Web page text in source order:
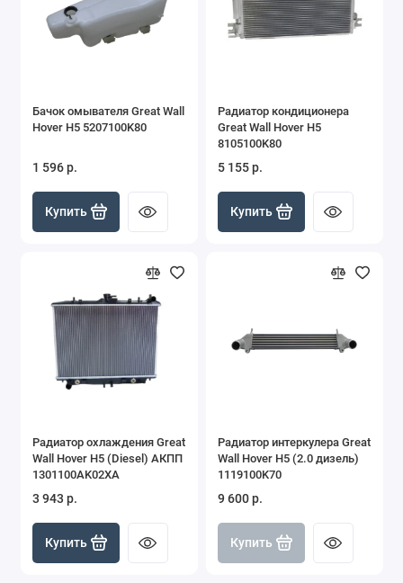
Бачок омывателя Great Wall
Hover H5 5207100K80
1 596 р.
Купить
Радиатор кондиционера
Great Wall Hover H5
8105100K80
5 155 р.
Купить
Радиатор охлаждения Great
Wall Hover H5 (Diesel) АКПП
1301100AK02XA
3 943 р.
Купить
Радиатор интеркулера Great
Wall Hover H5 (2.0 дизель)
1119100K70
9 600 р.
Купить